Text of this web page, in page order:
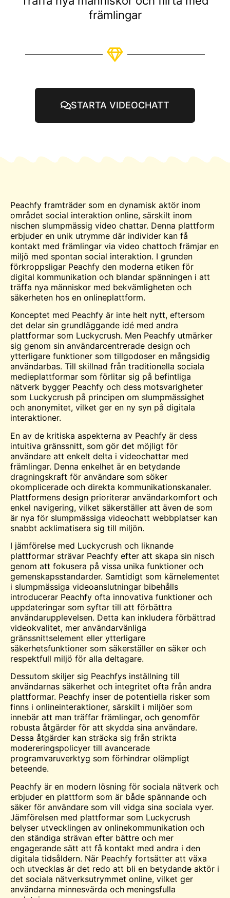
främlingar
STARTA VIDEOCHATT
Peachfy framträder som en dynamisk aktör inom
området social interaktion online, särskilt inom
nischen slumpmässig video chattar. Denna plattform
erbjuder en unik utrymme där individer kan få
kontakt med främlingar via video chattoch främjar en
miljö med spontan social interaktion. I grunden
förkroppsligar Peachfy den moderna etiken för
digital kommunikation och blandar spänningen i att
träffa nya människor med bekvämligheten och
säkerheten hos en onlineplattform.
Konceptet med Peachfy är inte helt nytt, eftersom
det delar sin grundläggande idé med andra
plattformar som Luckycrush. Men Peachfy utmärker
sig genom sin användarcentrerade design och
ytterligare funktioner som tillgodoser en mångsidig
användarbas. Till skillnad från traditionella sociala
medieplattformar som förlitar sig på befintliga
nätverk bygger Peachfy och dess motsvarigheter
som Luckycrush på principen om slumpmässighet
och anonymitet, vilket ger en ny syn på digitala
interaktioner.
En av de kritiska aspekterna av Peachfy är dess
intuitiva gränssnitt, som gör det möjligt för
användare att enkelt delta i videochattar med
främlingar. Denna enkelhet är en betydande
dragningskraft för användare som söker
okomplicerade och direkta kommunikationskanaler.
Plattformens design prioriterar användarkomfort och
enkel navigering, vilket säkerställer att även de som
är nya för slumpmässiga videochatt webbplatser kan
snabbt acklimatisera sig till miljön.
I jämförelse med Luckycrush och liknande
plattformar strävar Peachfy efter att skapa sin nisch
genom att fokusera på vissa unika funktioner och
gemenskapsstandarder. Samtidigt som kärnelementet
i slumpmässiga videoanslutningar bibehålls
introducerar Peachfy ofta innovativa funktioner och
uppdateringar som syftar till att förbättra
användarupplevelsen. Detta kan inkludera förbättrad
videokvalitet, mer användarvänliga
gränssnittselement eller ytterligare
säkerhetsfunktioner som säkerställer en säker och
respektfull miljö för alla deltagare.
Dessutom skiljer sig Peachfys inställning till
användarnas säkerhet och integritet ofta från andra
plattformar. Peachfy inser de potentiella risker som
finns i onlineinteraktioner, särskilt i miljöer som
innebär att man träffar främlingar, och genomför
robusta åtgärder för att skydda sina användare.
Dessa åtgärder kan sträcka sig från strikta
modereringspolicyer till avancerade
programvaruverktyg som förhindrar olämpligt
beteende.
Peachfy är en modern lösning för sociala nätverk och
erbjuder en plattform som är både spännande och
säker för användare som vill vidga sina sociala vyer.
Jämförelsen med plattformar som Luckycrush
belyser utvecklingen av onlinekommunikation och
den ständiga strävan efter bättre och mer
engagerande sätt att få kontakt med andra i den
digitala tidsåldern. När Peachfy fortsätter att växa
och utvecklas är det redo att bli en betydande aktör i
det sociala nätverksutrymmet online, vilket ger
användarna minnesvärda och meningsfulla